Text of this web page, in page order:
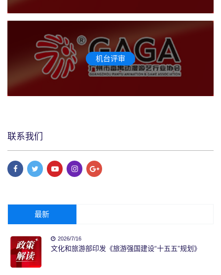
机台评审
联系我们
最新
2026/7/16
文化和旅游部印发《旅游强国建设“十五五”规划》